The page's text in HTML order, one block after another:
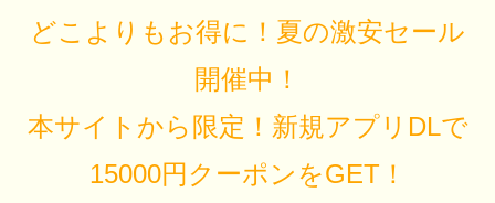
どこよりもお得に！夏の激安セール
開催中！
本サイトから限定！新規アプリDLで
15000円クーポンをGET！